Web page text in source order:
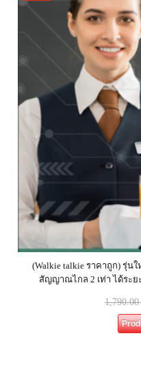
(Walkie talkie ราคาถูก) รุ่น
สัญญาณไกล 2 เท่า ได้ระย
1,790.00